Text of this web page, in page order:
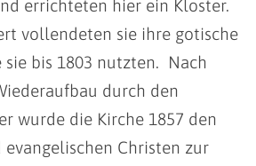
errichteten hier ein Kloster.
vollendeten sie ihre gotische
sie bis 1803 nutzten. Nach
durch den
wurde die Kirche 1857 den
Christen zur